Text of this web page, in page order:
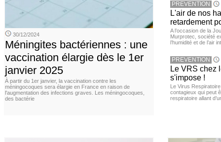
30/12/2024
Méningites bactériennes : une
vaccination élargie dès le 1er
janvier 2025
À partir du 1er janvier, la vaccination contre les
méningocoques sera élargie en France en raison de
l'augmentation des infections graves. Les méningocoques,
des bactérie
PREVENTION
L'air de nos
retardement
A l’occasion de la
Murprotec, société
l’humidité et de l’air
PREVENTION
Le VRS chez
s'impose !
Le Virus
contagieux qui peut
respiratoire allant